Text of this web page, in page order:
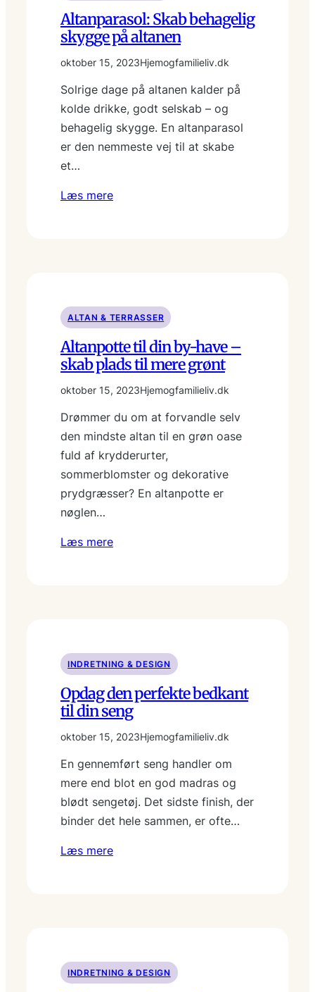
Altanparasol: Skab behagelig
skygge på altanen
oktober 15, 2023Hjemogfamilieliv.dk
Solrige dage på altanen kalder på
kolde drikke, godt selskab – og
behagelig skygge. En altanparasol
er den nemmeste vej til at skabe
et…
Læs mere
ALTAN & TERRASSER
Altanpotte til din by-have –
skab plads til mere grønt
oktober 15, 2023Hjemogfamilieliv.dk
Drømmer du om at forvandle selv
den mindste altan til en grøn oase
fuld af krydderurter,
sommerblomster og dekorative
prydgræsser? En altanpotte er
nøglen…
Læs mere
INDRETNING & DESIGN
Opdag den perfekte bedkant
til din seng
oktober 15, 2023Hjemogfamilieliv.dk
En gennemført seng handler om
mere end blot en god madras og
blødt sengetøj. Det sidste finish, der
binder det hele sammen, er ofte…
Læs mere
INDRETNING & DESIGN